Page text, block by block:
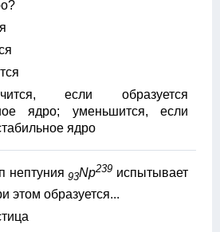
если образуется
ядро; уменьшится, если
ядро
нептуния 93Np239 испытывает
этом образуется...